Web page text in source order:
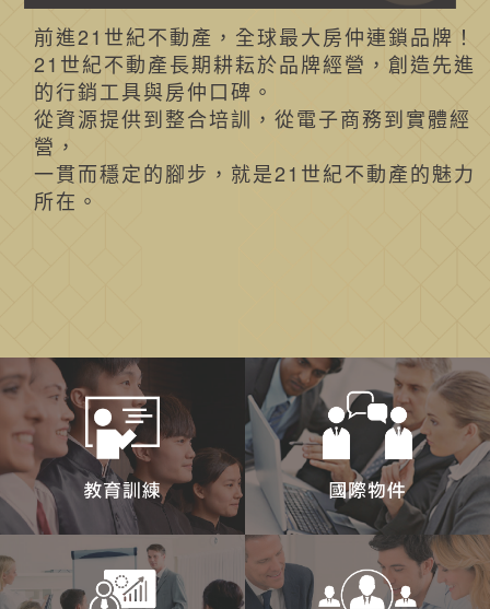
前進21世紀不動產，全球最大房仲連鎖品牌！
21世紀不動產長期耕耘於品牌經營，創造先進
的行銷工具與房仲口碑。
從資源提供到整合培訓，從電子商務到實體經
營，
一貫而穩定的腳步，就是21世紀不動產的魅力
所在。